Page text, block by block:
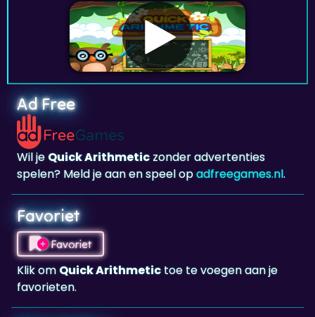
Ad Free
Wil jeQuick Arithmeticzonder advertenties
spelen? Meld je aan en speel opadfreegames.nl.
Favoriet
Favoriet
Klik omQuick Arithmetictoe te voegen aan je
favorieten.